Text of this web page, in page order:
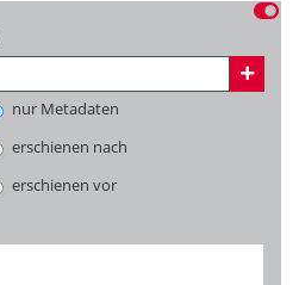
nur Metadaten
erschienen nach
erschienen vor